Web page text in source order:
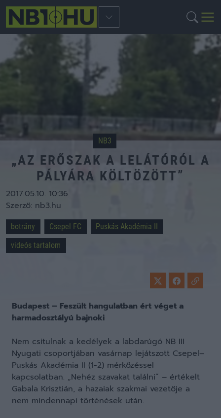
NB3
„AZ ERŐSZAK A LELÁTÓRÓL A
PÁLYÁRA KÖLTÖZÖTT”
2017.05.10. 10:36
Szerző: nb3.hu
botrány Csepel FC
Puskás Akadémia II
videós tartalom
Budapest – Feszült hangulatban ért véget a
harmadosztályú bajnoki
Nem csitulnak a kedélyek a labdarúgó NB III
Nyugati csoportjában vasárnap lejátszott Csepel–
Puskás Akadémia II (1-2) mérkőzéssel
kapcsolatban. „Nehéz szavakat találni” – értékelt
Gabala Krisztián, a hazaiak szakmai vezetője a
nem mindennapi történések után.